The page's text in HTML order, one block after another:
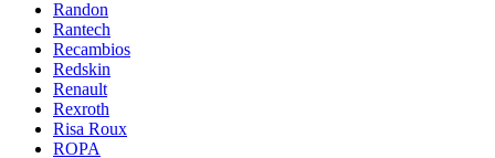
Randon
Rantech
Recambios
Redskin
Renault
Rexroth
Risa Roux
ROPA